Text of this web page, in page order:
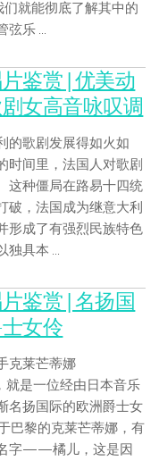
们就能彻底了解其中的
弦乐 ...
鉴赏 | 优美动
女高音咏叹调
的歌剧发展得如火如
时间里，法国人对歌剧
这种僵局在路易十四统
破，法国成为继意大利
形成了有强烈民族特色
独具本 ...
鉴赏 | 名扬国
女伶
克莱芒蒂娜
就是一位经由日本音乐
名扬国际的欧洲爵士女
巴黎的克莱芒蒂娜，有
字——橘儿，这是因